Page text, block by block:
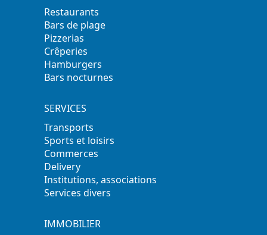
Restaurants
Bars de plage
Pizzerias
Crêperies
Hamburgers
Bars nocturnes
SERVICES
Transports
Sports et loisirs
Commerces
Delivery
Institutions, associations
Services divers
IMMOBILIER